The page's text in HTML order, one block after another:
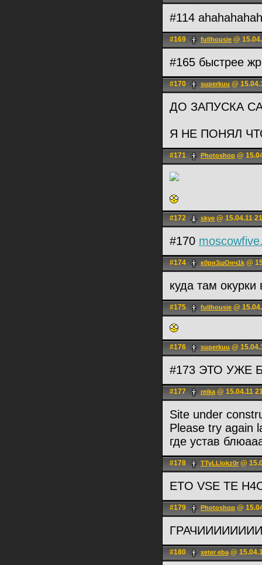
#114
#169 fullhousie @
#165 быстрее
#170 superkuu @
ДО ЗАПУСКА
Я НЕ ПОНЯЛ
#171 Photoshop @
#172 skye @ 15.04.11
#170
#174 к0рн3шОнч1k @
куда там
#175 fullhousie @
#176 superkuu @
#173 ЭТО УЖЕ
#177 reika@ 15.04.11
Site under
Please try again
где устав
#178 TTyLLIokz0r @
ETO VSE TE
#179 Photoshop @
#180 xeter eba@